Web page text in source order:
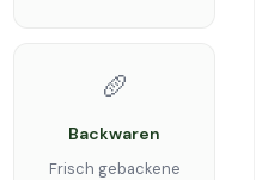
🥖
Backwaren
Frisch gebackene